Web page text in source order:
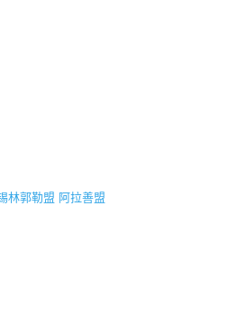
林郭勒盟 阿拉善盟